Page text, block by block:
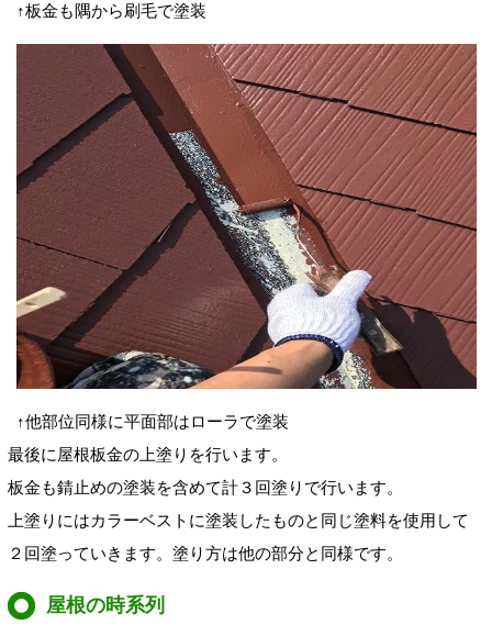
↑板金も隅から刷毛で塗装
↑他部位同様に平面部はローラで塗装
最後に屋根板金の上塗りを行います。
板金も錆止めの塗装を含めて計３回塗りで行います。
上塗りにはカラーベストに塗装したものと同じ塗料を使用して
２回塗っていきます。塗り方は他の部分と同様です。
屋根の時系列